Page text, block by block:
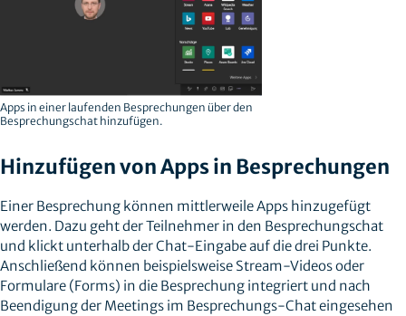
Hinzufügen von Apps in Besprechungen
Einer Besprechung können mittlerweile Apps hinzugefügt
werden. Dazu geht der Teilnehmer in den Besprechungschat
und klickt unterhalb der Chat-Eingabe auf die drei Punkte.
Anschließend können beispielsweise Stream-Videos oder
Formulare (Forms) in die Besprechung integriert und nach
Beendigung der Meetings im Besprechungs-Chat eingesehen
Apps in einer laufenden Besprechungen über den
Besprechungschat hinzufügen.